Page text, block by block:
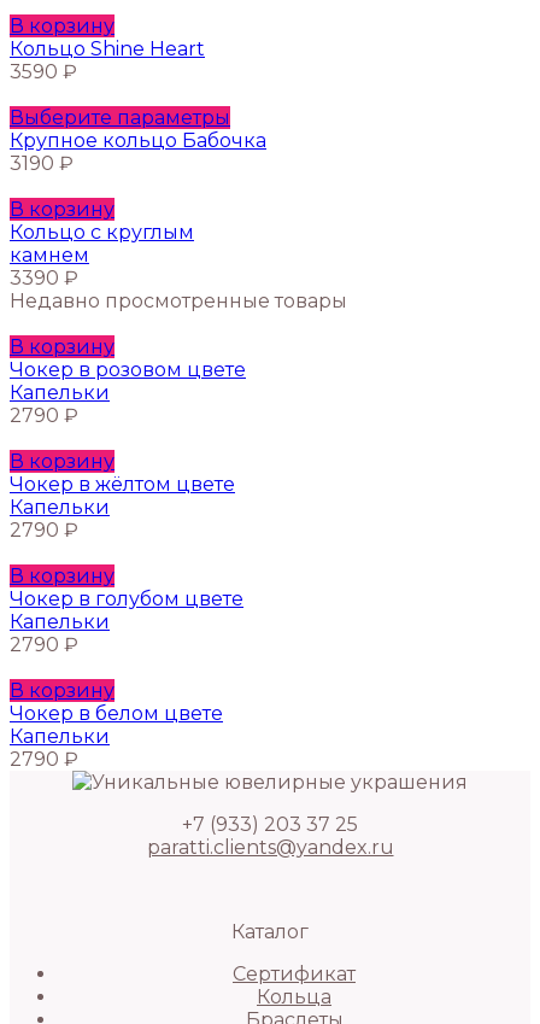
В корзину
Кольцо Shine Heart
3590 ₽
Выберите параметры
товар
на
Крупное кольцо Бабочка
3190 ₽
В корзину
Кольцо с круглым
камнем
3390 ₽
Недавно просмотренные товары
В корзину
Чокер в розовом цвете
Капельки
2790 ₽
В корзину
Чокер в жёлтом цвете
Капельки
2790 ₽
В корзину
Чокер в голубом цвете
Капельки
2790 ₽
В корзину
Чокер в белом цвете
Капельки
2790 ₽
+7 (933) 203 37 25
paratti.clients@yandex.ru
Каталог
Сертификат
Кольца